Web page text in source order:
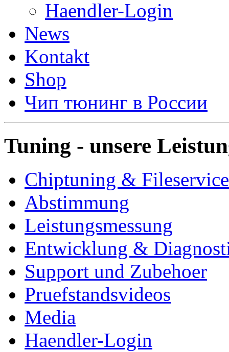
Haendler-Login
News
Kontakt
Shop
Чип тюнинг в России
Tuning - unsere
Chiptuning & Fileservice
Abstimmung
Leistungsmessung
Entwicklung &
Support und Zubehoer
Pruefstandsvideos
Media
Haendler-Login